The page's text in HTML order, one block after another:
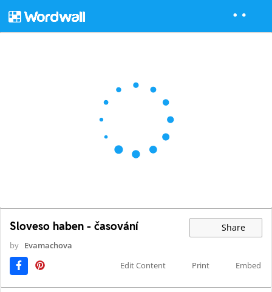
Sloveso haben - časování Share
by Evamachova
Edit Content
Print Embed